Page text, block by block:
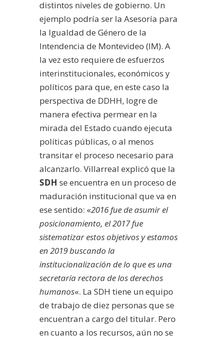
distintos niveles de gobierno. Un
ejemplo podría ser la Asesoría para
la Igualdad de Género de la
Intendencia de Montevideo (IM). A
la vez esto requiere de esfuerzos
interinstitucionales, económicos y
políticos para que, en este caso la
perspectiva de DDHH, logre de
manera efectiva permear en la
mirada del Estado cuando ejecuta
políticas públicas, o al menos
transitar el proceso necesario para
alcanzarlo. Villarreal explicó que la
SDH se encuentra en un proceso de
maduración institucional que va en
ese sentido: «2016 fue de asumir el
posicionamiento, el 2017 fue
sistematizar estos objetivos y estamos
en 2019 buscando la
institucionalización de lo que es una
secretaría rectora de los derechos
humanos«. La SDH tiene un equipo
de trabajo de diez personas que se
encuentran a cargo del titular. Pero
en cuanto a los recursos, aún no se